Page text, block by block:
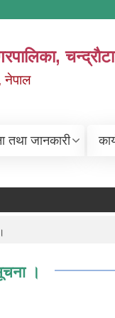
नेपाल
तथा जानकारी
।